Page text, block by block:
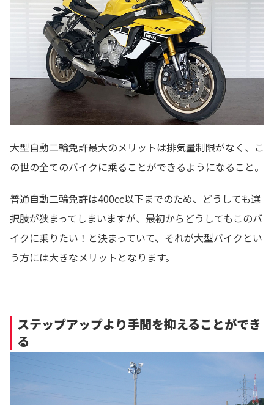
大型自動二輪免許最大のメリットは排気量制限がなく、こ
の世の全てのバイクに乗ることができるようになること。
普通自動二輪免許は400cc以下までのため、どうしても選
択肢が狭まってしまいますが、最初からどうしてもこのバ
イクに乗りたい！と決まっていて、それが大型バイクとい
う方には大きなメリットとなります。
ステップアップより手間を抑えることができ
る